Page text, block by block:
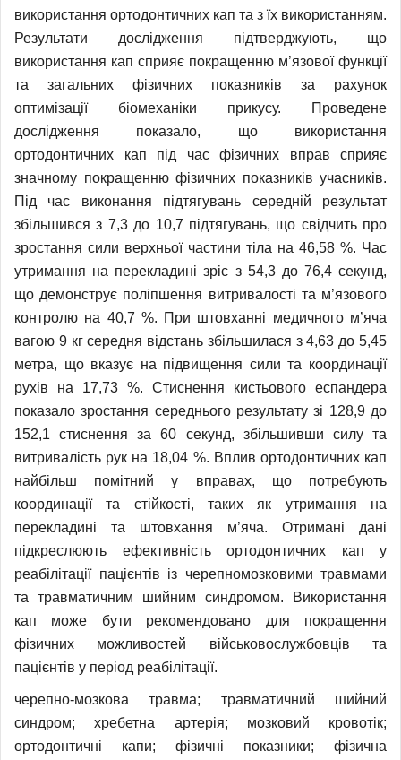
використання ортодонтичних кап та з їх використанням.
Результати дослідження підтверджують, що
використання кап сприяє покращенню м’язової функції
та загальних фізичних показників за рахунок
оптимізації біомеханіки прикусу. Проведене
дослідження показало, що використання
ортодонтичних кап під час фізичних вправ сприяє
значному покращенню фізичних показників учасників.
Під час виконання підтягувань середній результат
збільшився з 7,3 до 10,7 підтягувань, що свідчить про
зростання сили верхньої частини тіла на 46,58 %. Час
утримання на перекладині зріс з 54,3 до 76,4 секунд,
що демонструє поліпшення витривалості та м’язового
контролю на 40,7 %. При штовханні медичного м’яча
вагою 9 кг середня відстань збільшилася з 4,63 до 5,45
метра, що вказує на підвищення сили та координації
рухів на 17,73 %. Стиснення кистьового еспандера
показало зростання середнього результату зі 128,9 до
152,1 стиснення за 60 секунд, збільшивши силу та
витривалість рук на 18,04 %. Вплив ортодонтичних кап
найбільш помітний у вправах, що потребують
координації та стійкості, таких як утримання на
перекладині та штовхання м’яча. Отримані дані
підкреслюють ефективність ортодонтичних кап у
реабілітації пацієнтів із черепномозковими травмами
та травматичним шийним синдромом. Використання
кап може бути рекомендовано для покращення
фізичних можливостей військовослужбовців та
пацієнтів у період реабілітації.
черепно-мозкова травма; травматичний шийний
синдром; хребетна артерія; мозковий кровотік;
ортодонтичні капи; фізичні показники; фізична